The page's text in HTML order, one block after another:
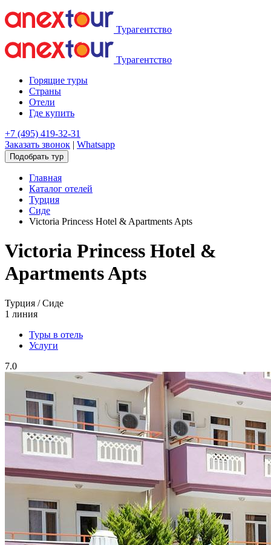
Турагентство
Турагентство
Горящие туры
Страны
Отели
Где купить
+7 (495) 419-32-31
Заказать звонок | Whatsapp
Подобрать тур
Главная
Каталог отелей
Турция
Сиде
Victoria Princess Hotel & Apartments Apts
Victoria Princess Hotel &
Apartments Apts
Турция / Сиде
1 линия
Туры в отель
Услуги
7.0